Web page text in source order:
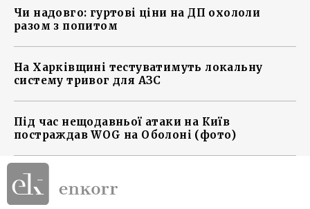
Чи надовго: гуртові ціни на ДП охололи
разом з попитом
На Харківщині тестуватимуть локальну
систему тривог для АЗС
Під час нещодавньої атаки на Київ
постраждав WOG на Оболоні (фото)